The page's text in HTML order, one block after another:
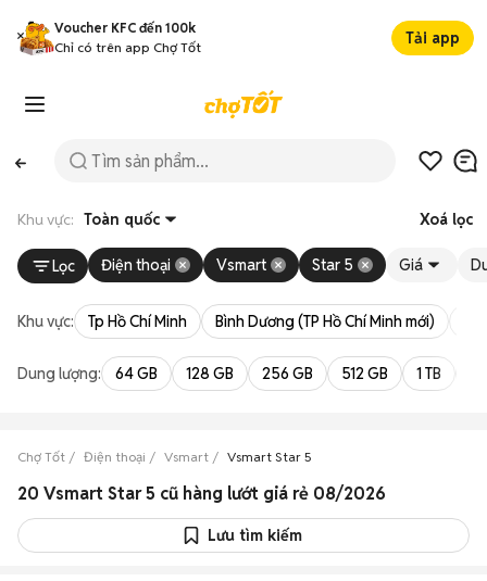
Voucher KFC đến 100k
Chỉ có trên app Chợ Tốt
Tải app
Khu vực: Toàn quốc Xoá lọc
Lọc Điện thoại Vsmart Star 5 Giá
Khu vực: Tp Hồ Chí Minh Bình Dương (TP Hồ Chí Minh mới)
Dung lượng: 64 GB 128 GB 256 GB 512 GB 1 TB
Chợ Tốt Điện thoại Vsmart Vsmart Star 5
20 Vsmart Star 5 cũ hàng lướt giá rẻ 08/2026
Lưu tìm kiếm